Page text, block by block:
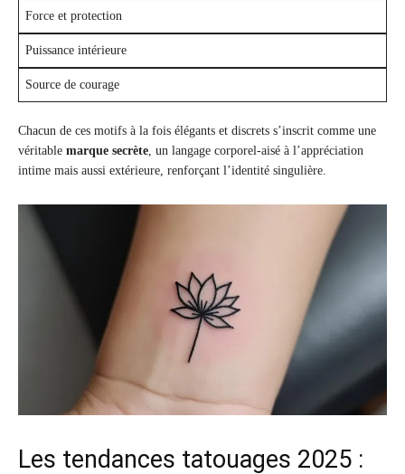
Force et protection
Puissance intérieure
Source de courage
Chacun de ces motifs à la fois élégants et discrets s’inscrit comme une
véritable marque secrète , un langage corporel-aisé à l’appréciation
intime mais aussi extérieure, renforçant l’identité singulière.
Les tendances tatouages 2025 :